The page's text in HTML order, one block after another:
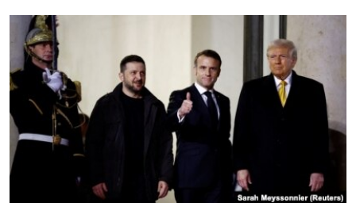
КУЛЬТУРА
КАЛЯНДАР
МОВА
НА ХВАЛЯХ СВАБОДЫ